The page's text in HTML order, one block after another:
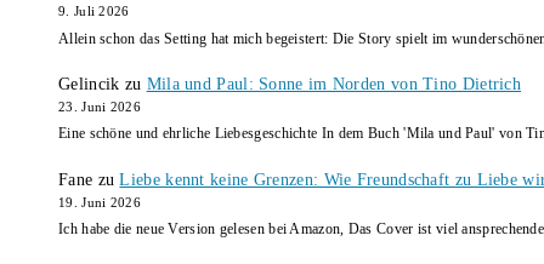
9. Juli 2026
Allein schon das Setting hat mich begeistert: Die Story spielt im
Gelincik zu Mila und Paul: Sonne im Norden von Tino Dietrich
23. Juni 2026
Eine schöne und ehrliche Liebesgeschichte In dem Buch 'Mila und Paul' von
Fane zuLiebe kennt keine Grenzen: Wie Freundschaft zu Liebe
19. Juni 2026
Ich habe die neue Version gelesen bei Amazon, Das Cover ist viel